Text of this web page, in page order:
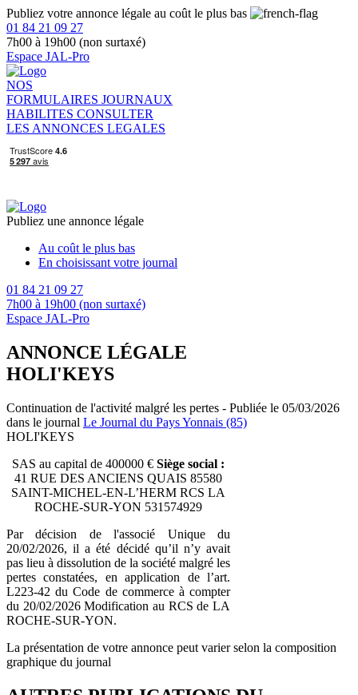
Publiez votre annonce légale au coût le plus bas
01 84 21 09 27
7h00 à 19h00 (non surtaxé)
Espace JAL-Pro
NOS
FORMULAIRES JOURNAUX
HABILITES CONSULTER
LES ANNONCES LEGALES
Publiez une annonce légale
Au coût le plus bas
En choisissant votre journal
01 84 21 09 27
7h00 à 19h00 (non surtaxé)
Espace JAL-Pro
ANNONCE LÉGALE
HOLI'KEYS
Continuation de l'activité malgré les pertes - Publiée le 05/03/2026
dans le journal Le Journal du Pays Yonnais (85)
HOLI'KEYS
SAS au capital de 400000 € Siège social :
41 RUE DES ANCIENS QUAIS 85580
SAINT-MICHEL-EN-L’HERM RCS LA
ROCHE-SUR-YON 531574929
Par décision de l'associé Unique du
20/02/2026, il a été décidé qu’il n’y avait
pas lieu à dissolution de la société malgré les
pertes constatées, en application de l’art.
L223-42 du Code de commerce à compter
du 20/02/2026 Modification au RCS de LA
ROCHE-SUR-YON.
La présentation de votre annonce peut varier selon la composition
graphique du journal